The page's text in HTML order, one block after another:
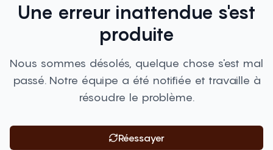
Une erreur inattendue s'est
produite
Nous sommes désolés, quelque chose s'est mal
passé. Notre équipe a été notifiée et travaille à
résoudre le problème.
Réessayer